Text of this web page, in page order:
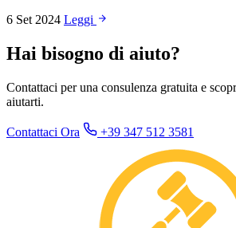
6 Set 2024 Leggi
Hai bisogno di aiuto?
Contattaci per una consulenza gratuita e
aiutarti.
Contattaci Ora +39 347 512 3581